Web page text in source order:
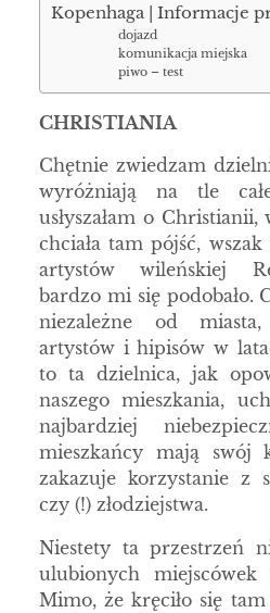
Kopenhaga | Informacje
dojazd
komunikacja miejska
piwo – test
CHRISTIANIA
Chętnie zwiedzam
wyróżniają na tle
usłyszałam o Christianii,
chciała tam pójść,
artystów wileńskiej
bardzo mi się podobało.
niezależne od
artystów i hipisów w
to ta dzielnica, jak
naszego mieszkania,
najbardziej
mieszkańcy mają swój
zakazuje korzystanie z
czy (!) złodziejstwa.
Niestety ta przestrzeń
ulubionych
Mimo, że kręciło się